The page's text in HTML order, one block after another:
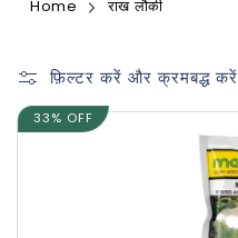
Home राख लौकी
फ़िल्टर करें और क्रमबद्ध करें
33% OFF